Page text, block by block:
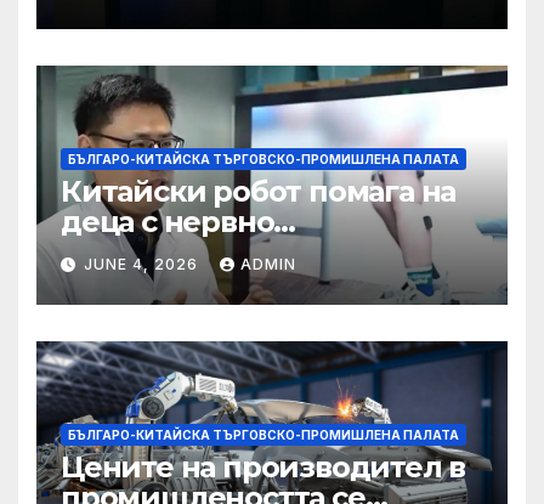
БЪЛГАРО-КИТАЙСКА ТЪРГОВСКО-ПРОМИШЛЕНА ПАЛАТА
Китайски робот помага на
деца с нервно
разстройство да се
изправят за първи път
JUNE 4, 2026 ADMIN
БЪЛГАРО-КИТАЙСКА ТЪРГОВСКО-ПРОМИШЛЕНА ПАЛАТА
Цените на производител в